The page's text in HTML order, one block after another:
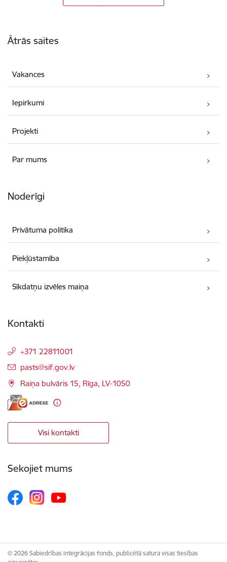
Ātrās saites
Vakances
Iepirkumi
Projekti
Par mums
Noderīgi
Privātuma politika
Piekļūstamība
Sīkdatņu izvēles maiņa
Kontakti
+371 22811001
E-pasts:
pasts@sif.gov.lv
Raiņa bulvāris 15, Rīga, LV-1050
Visi kontakti
Sekojiet mums
© 2026 Sabiedrības integrācijas fonds, publicētā satura visas tiesības